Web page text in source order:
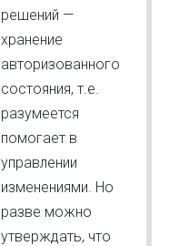
решений —
хранение
авторизованного
состояния, т.е.
разумеется
помогает в
управлении
изменениями. Но
разве можно
утверждать, что